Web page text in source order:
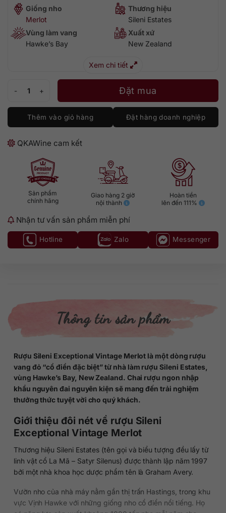
Giống nho
Merlot
Thương hiệu
Sileni Estates
Vùng làm vang
Hawke’s Bay
Xuất xứ
New Zealand
Xem chi tiết
Sileni Exceptional Vintage Merlot số lượngĐặt mua
Thêm vào giỏ hàng Đặt hàng doanh nghiệp
QKAWine cam kết
Sản phẩm
chính hãng
Giao hàng 2 giờ
nội thành
Hoàn tiền
lên đến 111%
Nhận tư vấn sản phẩm miễn phí
Hotline Zalo Messenger
Thông tin sản phẩm
Rượu Sileni Exceptional Vintage Merlot là một dòng rượu
vang đỏ “cổ điển đặc biệt” từ nhà làm rượu Sileni Estates,
vùng Hawke’s Bay, New Zealand. Chai rượu ngon nhập
khẩu nguyên đai nguyên kiện sẽ mang đến trải nghiệm
thưởng thức tuyệt vời cho quý khách.
Giới thiệu đôi nét về rượu Sileni
Exceptional Vintage Merlot
Thương hiệu Sileni Estates (tên gọi và biểu tượng đều lấy từ
linh vật cổ La Mã – Satyr Silenus) được thành lập năm 1997
bởi một nhà khoa học dược phẩm tên là Graham Avery.
Vườn nho của nhà máy nằm gần thị trấn Hastings, trong khu
vực Vịnh Hawke với những giống nho cổ điển nổi tiếng. Họ